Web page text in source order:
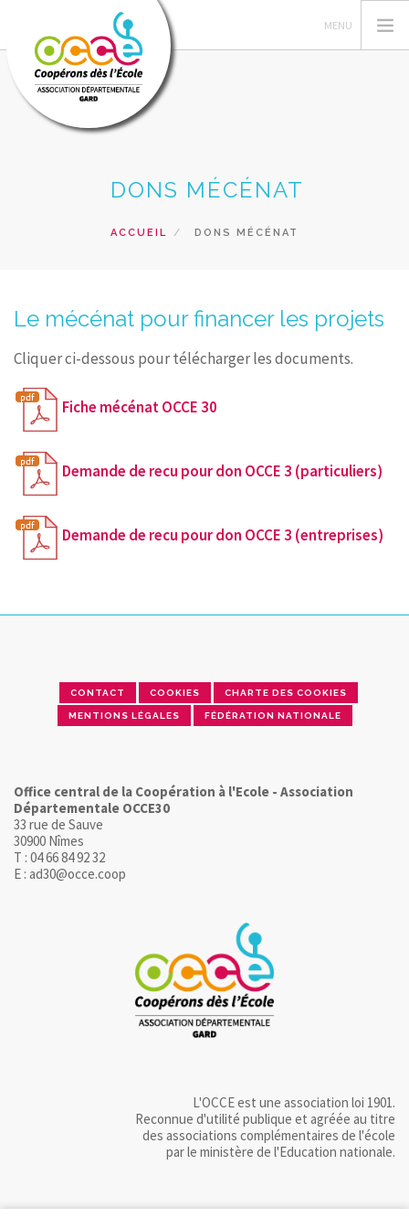
GERER SA COOPERATIVE
PRETS ET SERVICES
CONTACT
DONS MÉCÉNAT
ACCUEIL DONS MÉCÉNAT
Le mécénat pour financer les projets
Cliquer ci-dessous pour télécharger les documents.
Fiche mécénat OCCE 30
Demande de recu pour don OCCE 3 (particuliers)
Demande de recu pour don OCCE 3 (entreprises)
CONTACT COOKIES CHARTE DES COOKIES
MENTIONS LÉGALES FÉDÉRATION NATIONALE
Office central de la Coopération à l'Ecole - Association
Départementale OCCE30
33 rue de Sauve
30900 Nîmes
T : 04 66 84 92 32
E : ad30@occe.coop
L'OCCE est une association loi 1901.
Reconnue d'utilité publique et agréée au titre
des associations complémentaires de l'école
par le ministère de l'Education nationale.